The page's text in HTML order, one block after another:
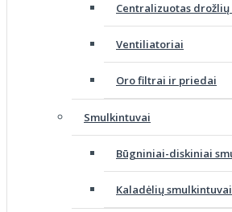
Centralizuotas
Ventiliatoriai
Oro filtrai ir priedai
Smulkintuvai
Būgniniai-diskiniai
Kaladėlių smulkintuvai